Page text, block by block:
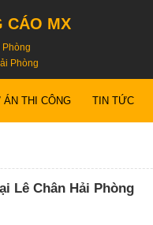
CÁO MX
Phòng
ÁN THI CÔNG TIN TỨC
Lê Chân Hải Phòng